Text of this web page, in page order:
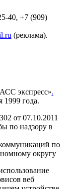
40, +7 (909)
(реклама).
экспресс».
1999 года.
от 07.10.2011
по надзору в
по
округу
веб